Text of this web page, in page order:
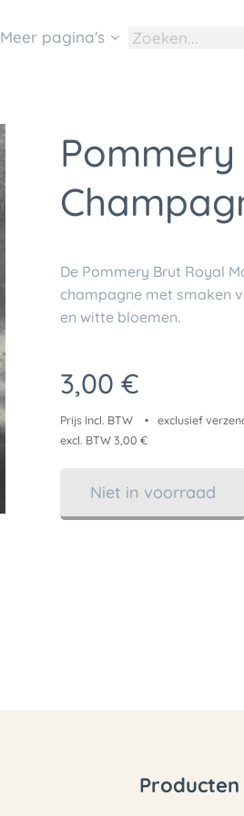
Meer pagina's
Pommery
De Pommery Brut Royal
champagne met smaken
en witte bloemen.
3,00 €
Prijs Incl. BTW
exclusief
excl. BTW 3,00 €
Niet in voorraad
Producten